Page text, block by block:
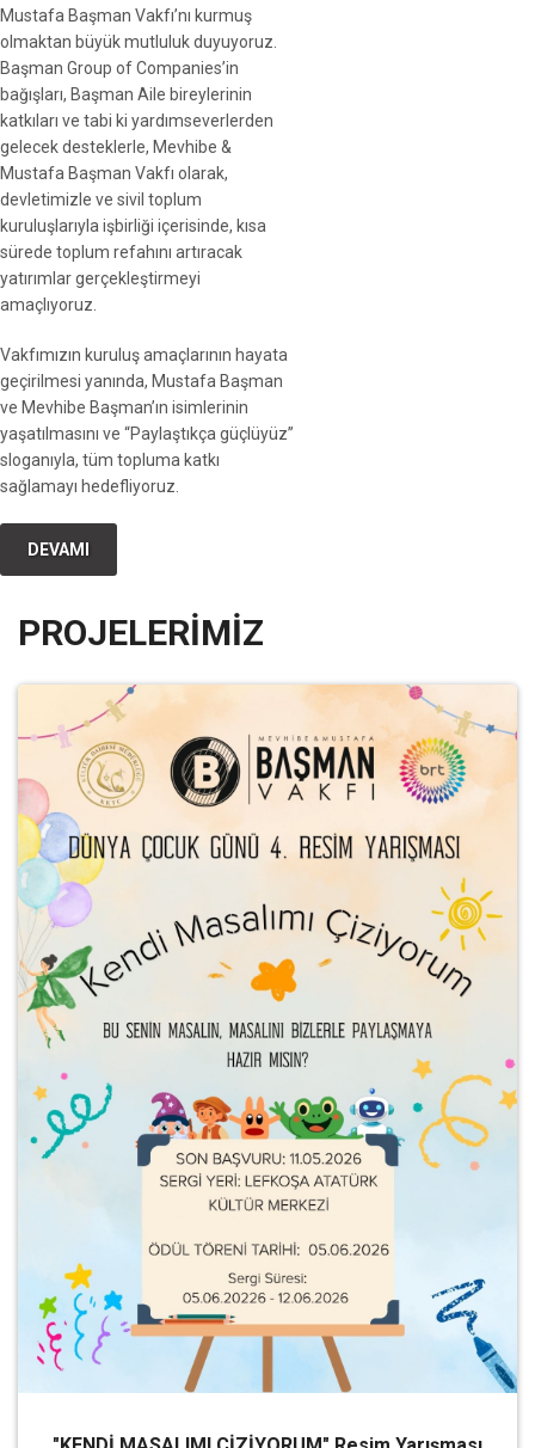
Mustafa Başman Vakfı’nı kurmuş
olmaktan büyük mutluluk duyuyoruz.
Başman Group of Companies’in
bağışları, Başman Aile bireylerinin
katkıları ve tabi ki yardımseverlerden
gelecek desteklerle, Mevhibe &
Mustafa Başman Vakfı olarak,
devletimizle ve sivil toplum
kuruluşlarıyla işbirliği içerisinde, kısa
sürede toplum refahını artıracak
yatırımlar gerçekleştirmeyi
amaçlıyoruz.
Vakfımızın kuruluş amaçlarının hayata
geçirilmesi yanında, Mustafa Başman
ve Mevhibe Başman’ın isimlerinin
yaşatılmasını ve “Paylaştıkça güçlüyüz”
sloganıyla, tüm topluma katkı
sağlamayı hedefliyoruz.
DEVAMI
PROJELERİMİZ